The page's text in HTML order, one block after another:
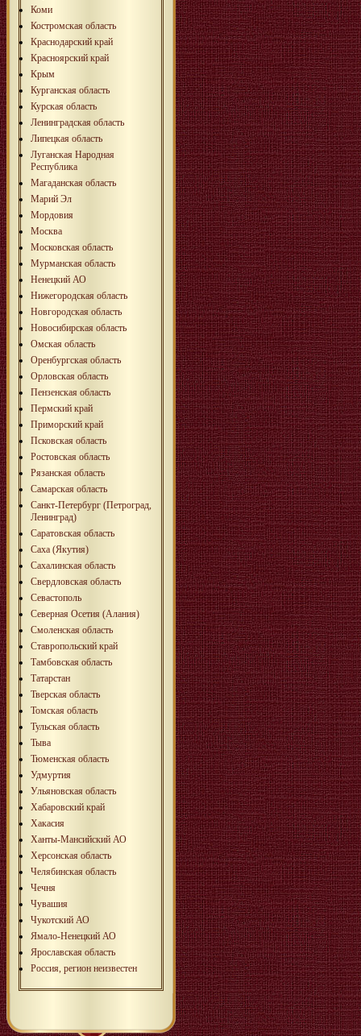
Коми
Костромская область
Краснодарский край
Красноярский край
Крым
Курганская область
Курская область
Ленинградская область
Липецкая область
Луганская Народная
Республика
Магаданская область
Марий Эл
Мордовия
Москва
Московская область
Мурманская область
Ненецкий АО
Нижегородская область
Новгородская область
Новосибирская область
Омская область
Оренбургская область
Орловская область
Пензенская область
Пермский край
Приморский край
Псковская область
Ростовская область
Рязанская область
Самарская область
Санкт-Петербург (Петроград,
Ленинград)
Саратовская область
Саха (Якутия)
Сахалинская область
Свердловская область
Севастополь
Северная Осетия (Алания)
Смоленская область
Ставропольский край
Тамбовская область
Татарстан
Тверская область
Томская область
Тульская область
Тыва
Тюменская область
Удмуртия
Ульяновская область
Хабаровский край
Хакасия
Ханты-Мансийский АО
Херсонская область
Челябинская область
Чечня
Чувашия
Чукотский АО
Ямало-Ненецкий АО
Ярославская область
Россия, регион неизвестен